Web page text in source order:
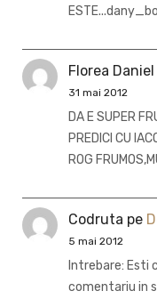
Florea Daniel
31 mai 2012
DA E SUPER
PREDICI CU
ROG
Codruta pe
5 mai 2012
Intrebare: Esti
comentariu in